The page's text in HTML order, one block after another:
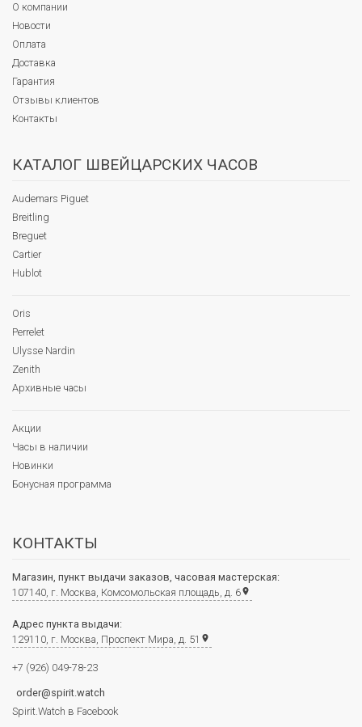
О компании
Новости
Оплата
Доставка
Гарантия
Отзывы клиентов
Контакты
КАТАЛОГ ШВЕЙЦАРСКИХ ЧАСОВ
Audemars Piguet
Breitling
Breguet
Cartier
Hublot
Oris
Perrelet
Ulysse Nardin
Zenith
Архивные часы
Акции
Часы в наличии
Новинки
Бонусная программа
КОНТАКТЫ
Магазин, пункт выдачи заказов, часовая мастерская:
107140, г. Москва, Комсомольская площадь, д. 6place
Адрес пункта выдачи:
129110, г. Москва, Проспект Мира, д. 51 place
+7 (926) 049-78-23
order@spirit.watch
Spirit.Watch в Facebook